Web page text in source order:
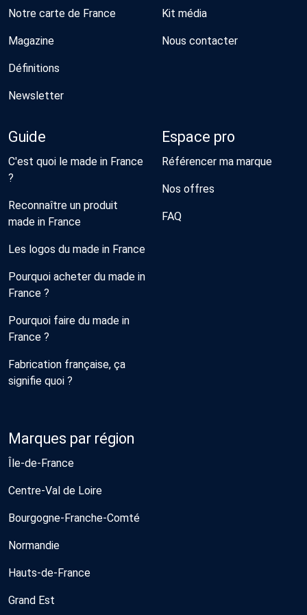
Notre carte de France
Magazine
Définitions
Newsletter
Kit média
Nous contacter
Guide
C'est quoi le made in France
?
Reconnaître un produit
made in France
Les logos du made in France
Pourquoi acheter du made in
France ?
Pourquoi faire du made in
France ?
Fabrication française, ça
signifie quoi ?
Espace pro
Référencer ma marque
Nos offres
FAQ
Marques par région
Île-de-France
Centre-Val de Loire
Bourgogne-Franche-Comté
Normandie
Hauts-de-France
Grand Est